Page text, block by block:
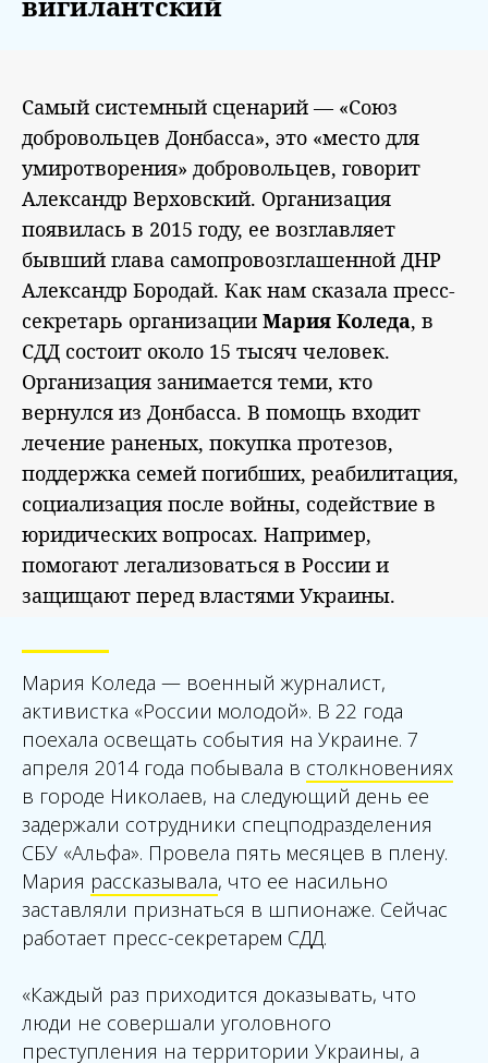
Самый системный сценарий — «Союз
добровольцев Донбасса», это «место для
умиротворения» добровольцев, говорит
Александр Верховский. Организация
появилась в 2015 году, ее возглавляет
бывший глава самопровозглашенной ДНР
Александр Бородай. Как нам сказала пресс-
секретарь организации Мария Коледа, в
СДД состоит около 15 тысяч человек.
Организация занимается теми, кто
вернулся из Донбасса. В помощь входит
лечение раненых, покупка протезов,
поддержка семей погибших, реабилитация,
социализация после войны, содействие в
юридических вопросах. Например,
помогают легализоваться в России и
защищают перед властями Украины.
Мария Коледа — военный журналист,
активистка «России молодой». В 22 года
поехала освещать события на Украине. 7
апреля 2014 года побывала в столкновениях
в городе Николаев, на следующий день ее
задержали сотрудники спецподразделения
СБУ «Альфа». Провела пять месяцев в плену.
Мария рассказывала, что ее насильно
заставляли признаться в шпионаже. Сейчас
работает пресс-секретарем СДД.
«Каждый раз приходится доказывать, что
люди не совершали уголовного
преступления на территории Украины, а